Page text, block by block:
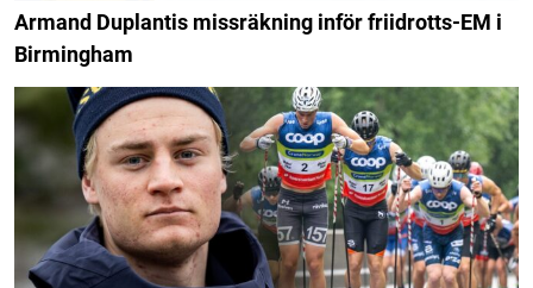
Armand Duplantis missräkning inför friidrotts-EM i
Birmingham